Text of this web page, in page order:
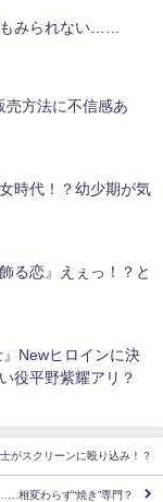
もみられない……
売方法に不信感あ
時代！？幼少期が気
る恋』えぇっ！？と
Newヒロインに決
役平野紫耀アリ？
がスクリーンに殴り込み！？
相変わらず“焼き”専門？